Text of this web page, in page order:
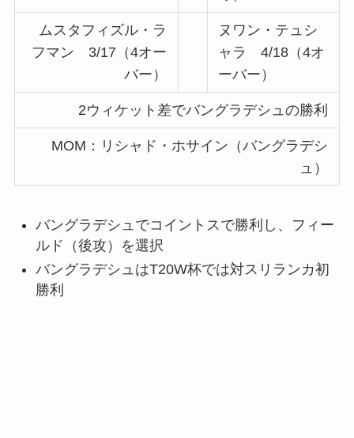
ムスタフィズル・ラ
フマン 3/17（4オー
バー）
ヌワン・テュシ
ャラ 4/18（4オ
ーバー）
2ウィケット差でバングラデシュの勝利
MOM：リシャド・ホサイン（バングラデシ
ュ）
バングラデシュでコイントスで勝利し、フィー
ルド（後攻）を選択
バングラデシュはT20W杯では対スリランカ初
勝利